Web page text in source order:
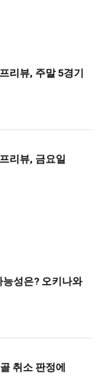
리뷰, 주말 5경기
리뷰, 금요일
능성은? 오키나와
취소 판정에